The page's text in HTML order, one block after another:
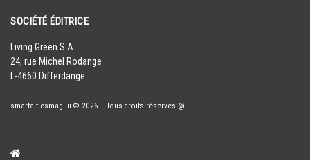
SOCIÉTÉ ÉDITRICE
​Living Green S.A.
24, rue Michel Rodange
L-4660 Differdange
smartcitiesmag.lu © 2026 – Tous droits réservés @